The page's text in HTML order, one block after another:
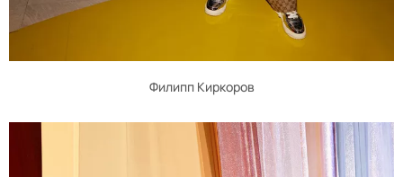
Филипп Киркоров